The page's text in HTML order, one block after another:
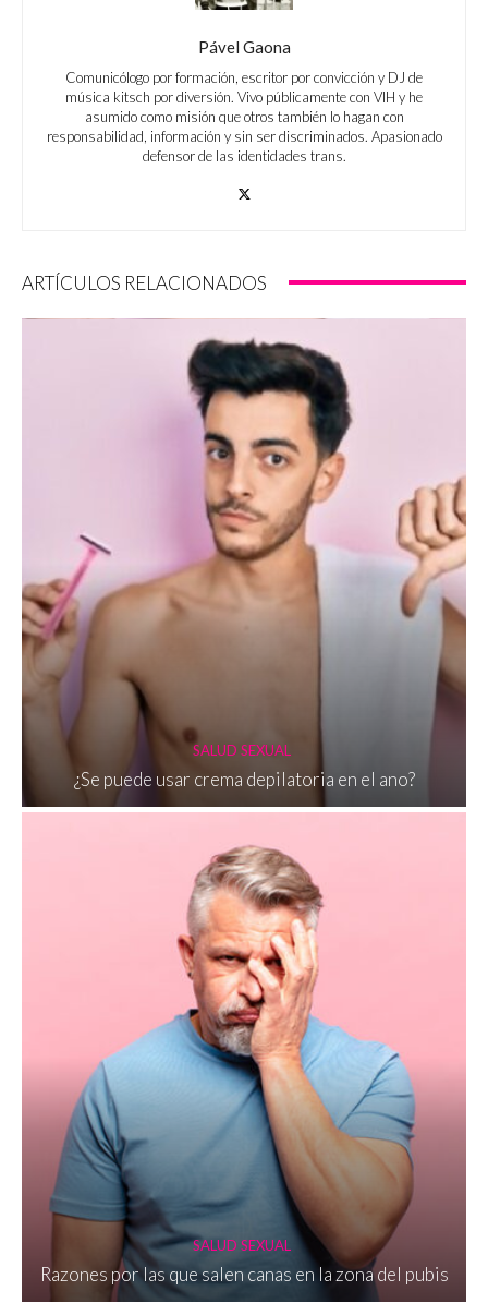
Pável Gaona
Comunicólogo por formación, escritor por convicción y DJ de
música kitsch por diversión. Vivo públicamente con VIH y he
asumido como misión que otros también lo hagan con
responsabilidad, información y sin ser discriminados. Apasionado
defensor de las identidades trans.
ARTÍCULOS RELACIONADOS
SALUD SEXUAL
¿Se puede usar crema depilatoria en el ano?
SALUD SEXUAL
Razones por las que salen canas en la zona del pubis